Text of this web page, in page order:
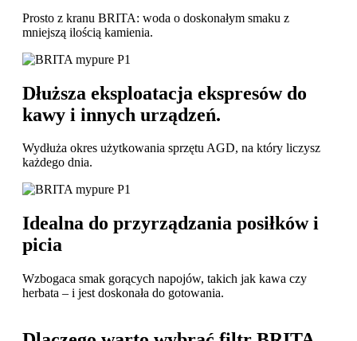
Prosto z kranu BRITA: woda o doskonałym smaku z
mniejszą ilością kamienia.
Dłuższa eksploatacja ekspresów do
kawy i innych urządzeń.
Wydłuża okres użytkowania sprzętu AGD, na który liczysz
każdego dnia.
Idealna do przyrządzania posiłków i
picia
Wzbogaca smak gorących napojów, takich jak kawa czy
herbata – i jest doskonała do gotowania.